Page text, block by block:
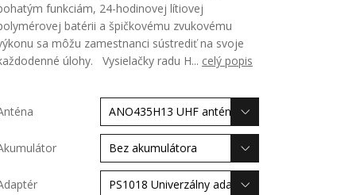
funkciám, 24-hodinovej lítiovej
batérii a špičkovému zvukovému
sa môžu zamestnanci sústrediť na svoje
úlohy. Vysielačky radu H... celý popis